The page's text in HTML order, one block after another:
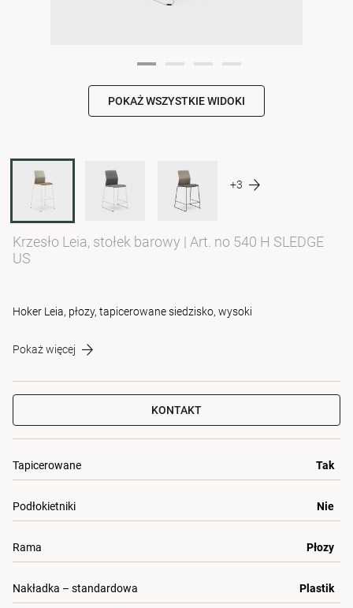
POKAŻ WSZYSTKIE WIDOKI
+3
Krzesło Leia, stołek barowy | Art. no 540 H SLEDGE
US
Hoker Leia, płozy, tapicerowane siedzisko, wysoki
Pokaż więcej
KONTAKT
Tapicerowane Tak
Podłokietniki Nie
Rama Płozy
Nakładka – standardowa Plastik